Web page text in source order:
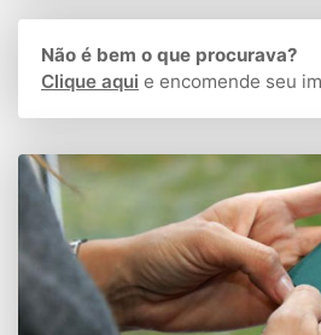
Não é bem o que procurava?
Clique aqui e encomende seu